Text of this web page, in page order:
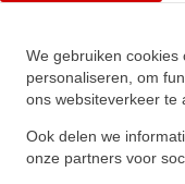
We gebruiken cookies
personaliseren, om
ons websiteverkeer te
Ook delen we
onze partners voor